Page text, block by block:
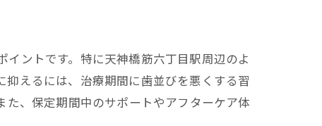
ントです。特に天神橋筋六丁目駅周辺のよ
えるには、治療期間に歯並びを悪くする習
、保定期間中のサポートやアフターケア体